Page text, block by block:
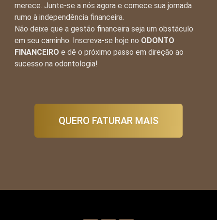
merece. Junte-se a nós agora e comece sua jornada
rumo à independência financeira.
Não deixe que a gestão financeira seja um obstáculo
em seu caminho. Inscreva-se hoje no ODONTO
FINANCEIRO e dê o próximo passo em direção ao
sucesso na odontologia!
QUERO FATURAR MAIS